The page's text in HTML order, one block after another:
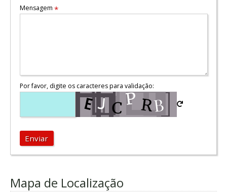
Mensagem *
Por favor, digite os caracteres para validação:
Enviar
Mapa de Localização